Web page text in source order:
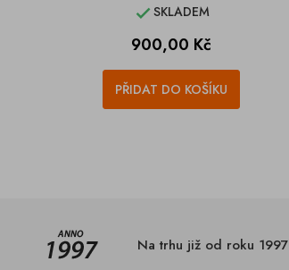
SKLADEM
Cena
900,00 Kč
PŘIDAT DO KOŠÍKU
Na trhu již od roku 1997